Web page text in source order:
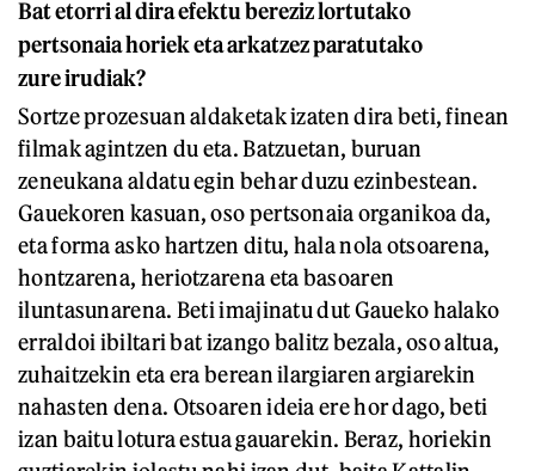
Bat etorri al dira efektu bereziz lortutako
pertsonaia horiek eta arkatzez paratutako
zure irudiak?
Sortze prozesuan aldaketak izaten dira beti, finean
filmak agintzen du eta. Batzuetan, buruan
zeneukana aldatu egin behar duzu ezinbestean.
Gauekoren kasuan, oso pertsonaia organikoa da,
eta forma asko hartzen ditu, hala nola otsoarena,
hontzarena, heriotzarena eta basoaren
iluntasunarena. Beti imajinatu dut Gaueko halako
erraldoi ibiltari bat izango balitz bezala, oso altua,
zuhaitzekin eta era berean ilargiaren argiarekin
nahasten dena. Otsoaren ideia ere hor dago, beti
izan baitu lotura estua gauarekin. Beraz, horiekin